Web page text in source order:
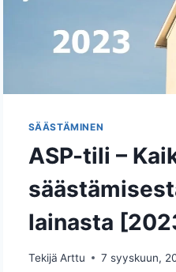
SÄÄSTÄMINEN
ASP-tili –
lainasta
Tekijä Arttu 7 syyskuun,